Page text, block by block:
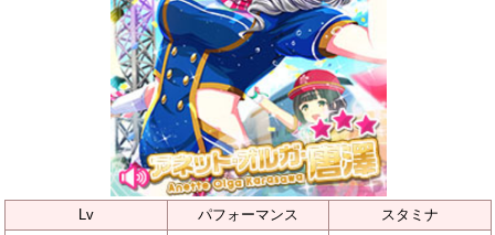
Lv パフォーマンス
スタミナ